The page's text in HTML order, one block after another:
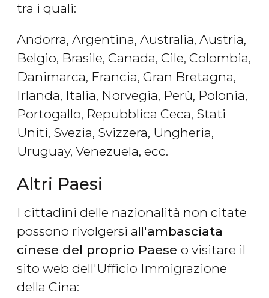
tra i quali:
Andorra, Argentina, Australia, Austria,
Belgio, Brasile, Canada, Cile, Colombia,
Danimarca, Francia, Gran Bretagna,
Irlanda, Italia, Norvegia, Perù, Polonia,
Portogallo, Repubblica Ceca, Stati
Uniti, Svezia, Svizzera, Ungheria,
Uruguay, Venezuela, ecc.
Altri Paesi
I cittadini delle nazionalità non citate
possono rivolgersi all'ambasciata
cinese del proprio Paese o visitare il
sito web dell'Ufficio Immigrazione
della Cina: